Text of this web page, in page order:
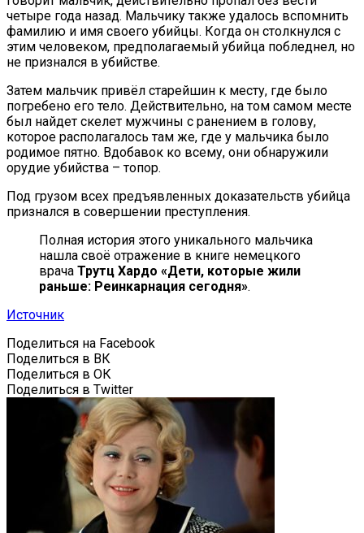
четыре года назад. Мальчику также удалось вспомнить
фамилию и имя своего убийцы. Когда он столкнулся с
этим человеком, предполагаемый убийца побледнел, но
не признался в убийстве.
Затем мальчик привёл старейшин к месту, где было
погребено его тело. Действительно, на том самом месте
был найдет скелет мужчины с ранением в голову,
которое располагалось там же, где у мальчика было
родимое пятно. Вдобавок ко всему, они обнаружили
орудие убийства – топор.
Под грузом всех предъявленных доказательств убийца
признался в совершении преступления.
Полная история этого уникального мальчика
нашла своё отражение в книге немецкого
врача Трутц Хардо «Дети, которые жили
раньше: Реинкарнация сегодня».
Источник
Поделиться на Facebook
Поделиться в ВК
Поделиться в ОК
Поделиться в Twitter